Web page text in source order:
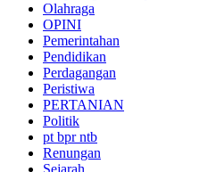
Olahraga
OPINI
Pemerintahan
Pendidikan
Perdagangan
Peristiwa
PERTANIAN
Politik
pt bpr ntb
Renungan
Sejarah